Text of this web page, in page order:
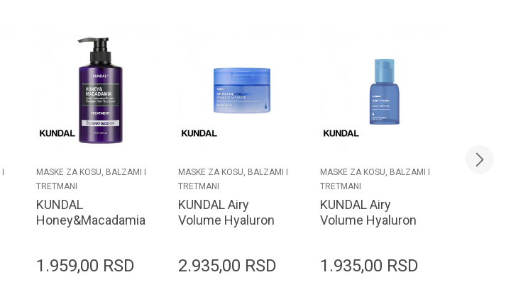
MASKE ZA KOSU, BALZAMI I
TRETMANI
KUNDAL
Honey&Macadamia
Blossom
1.959,00 RSD
MASKE ZA KOSU, BALZAMI I
TRETMANI
KUNDAL Airy
Volume Hyaluron
Blossom Breeze
2.935,00 RSD
MASKE ZA KOSU, BALZAMI I
TRETMANI
KUNDAL Airy
Volume Hyaluron
1.935,00 RSD